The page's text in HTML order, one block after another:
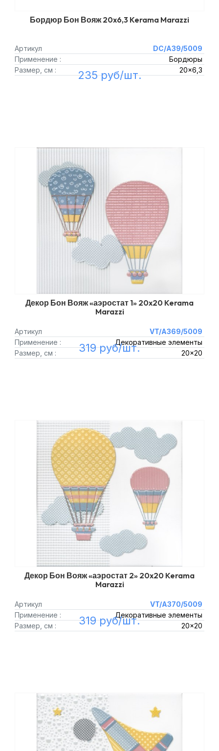
Бордюр Бон Вояж 20x6,3 Kerama Marazzi
Артикул
DC/A39/5009
Применение :
Бордюры
Размер, см :
20x6,3
235 руб/шт.
Декор Бон Вояж «аэростат 1» 20x20 Kerama
Marazzi
Артикул
VT/A369/5009
Применение :
Декоративные элементы
Размер, см :
20x20
319 руб/шт.
Декор Бон Вояж «аэростат 2» 20x20 Kerama
Marazzi
Артикул
VT/A370/5009
Применение :
Декоративные элементы
Размер, см :
20x20
319 руб/шт.